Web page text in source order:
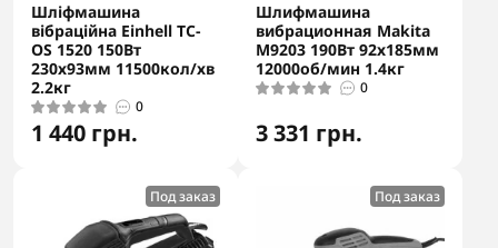
Шліфмашина
вібраційна Einhell TC-
OS 1520 150Вт
230х93мм 11500кол/хв
2.2кг
0
1 440 грн.
Шлифмашина
вибрационная Makita
M9203 190Вт 92x185мм
12000об/мин 1.4кг
0
3 331 грн.
Под заказ Под заказ